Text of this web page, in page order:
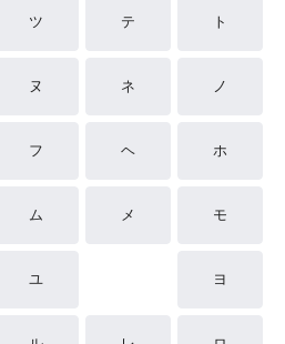
ツ テ ト
ヌ ネ ノ
フ ヘ ホ
ム メ モ
ユ ヨ